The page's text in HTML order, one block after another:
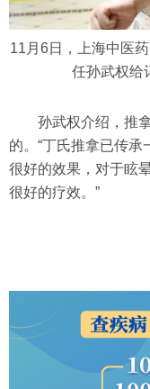
11月6日，上海中医
任孙武权给
孙武权介绍，推
的。“丁氏推拿已传
很好的效果，对于眩
很好的疗效。”